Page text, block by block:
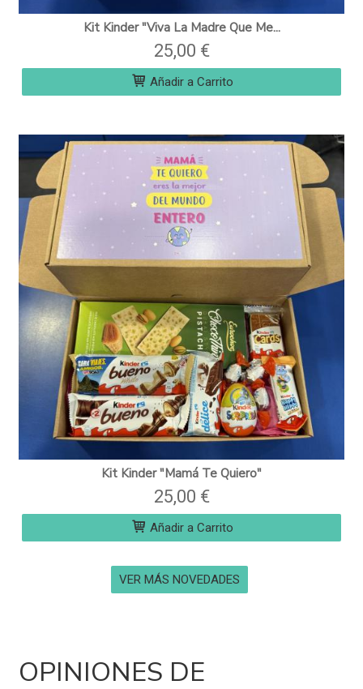
Kit Kinder "Viva La Madre Que Me...
25,00 €
Añadir a Carrito
Kit Kinder "Mamá Te Quiero"
25,00 €
Añadir a Carrito
VER MÁS NOVEDADES
OPINIONES DE